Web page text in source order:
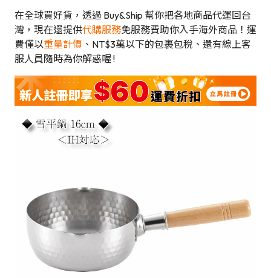
在全球買好貨，透過 Buy&Ship 幫你把各地商品代運回台
灣，現在還提供代購服務免服務費助你入手海外商品！運
費僅以重量計價 、NT$3萬以下的包裹包稅、還有線上客
服人員隨時為你解惑喔 !